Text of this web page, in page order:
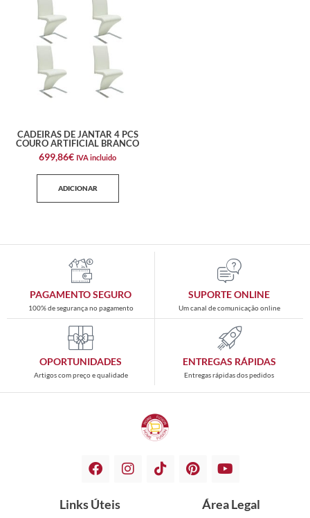
CADEIRAS DE JANTAR 4 PCS
COURO ARTIFICIAL BRANCO
699,86€ IVA incluido
ADICIONAR
PAGAMENTO SEGURO
100% de segurança no pagamento
SUPORTE ONLINE
Um canal de comunicação online
OPORTUNIDADES
Artigos com preço e qualidade
ENTREGAS RÁPIDAS
Entregas rápidas dos pedidos
Links Úteis Área Legal